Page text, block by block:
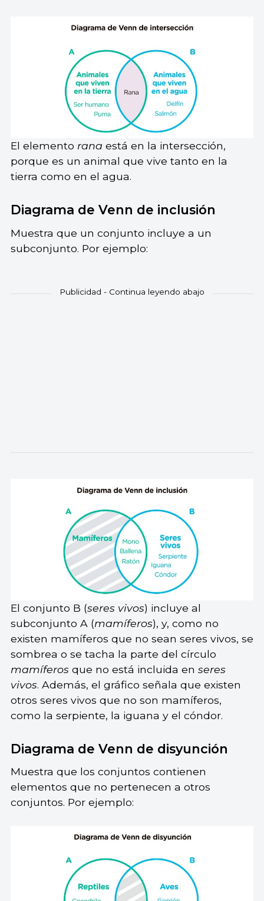
El elemento rana está en la intersección,
porque es un animal que vive tanto en la
tierra como en el agua.
Diagrama de Venn de inclusión
Muestra que un conjunto incluye a un
subconjunto. Por ejemplo:
El conjunto B (seres vivos) incluye al
subconjunto A (mamíferos), y, como no
existen mamíferos que no sean seres vivos, se
sombrea o se tacha la parte del círculo
mamíferos que no está incluida en seres
vivos. Además, el gráfico señala que existen
otros seres vivos que no son mamíferos,
como la serpiente, la iguana y el cóndor.
Diagrama de Venn de disyunción
Muestra que los conjuntos contienen
elementos que no pertenecen a otros
conjuntos. Por ejemplo: